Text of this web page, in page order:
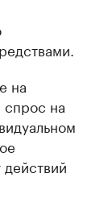
на
спрос на